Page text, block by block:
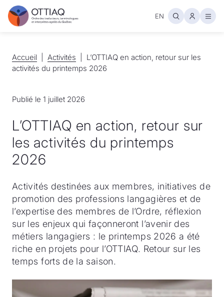
EN
Accueil
Accueil Activités
Activités
L’OTTIAQ en action, retour sur les
activités du printemps 2026
Publié le 1 juillet 2026
L’OTTIAQ en action, retour sur
les activités du printemps
2026
Activités destinées aux membres, initiatives de
promotion des professions langagières et de
l’expertise des membres de l’Ordre, réflexion
sur les enjeux qui façonneront l’avenir des
métiers langagiers : le printemps 2026 a été
riche en projets pour l’OTTIAQ. Retour sur les
temps forts de la saison.